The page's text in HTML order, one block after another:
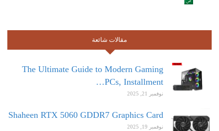
مقالات شائعة
The Ultimate Guide to Modern Gaming
PCs, Installment…
نوفمبر 21, 2025
Shaheen RTX 5060 GDDR7 Graphics Card
نوفمبر 19, 2025